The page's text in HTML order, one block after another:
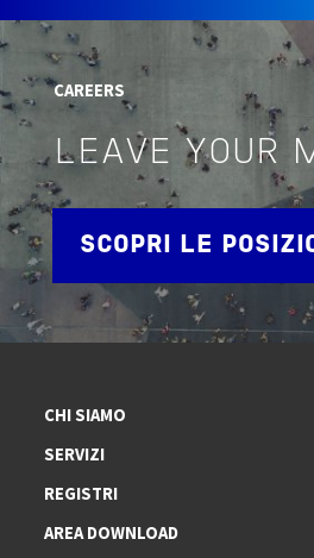
CAREERS
LEAVE YOUR
SCOPRI LE
CHI SIAMO
SERVIZI
REGISTRI
AREA DOWNLOAD